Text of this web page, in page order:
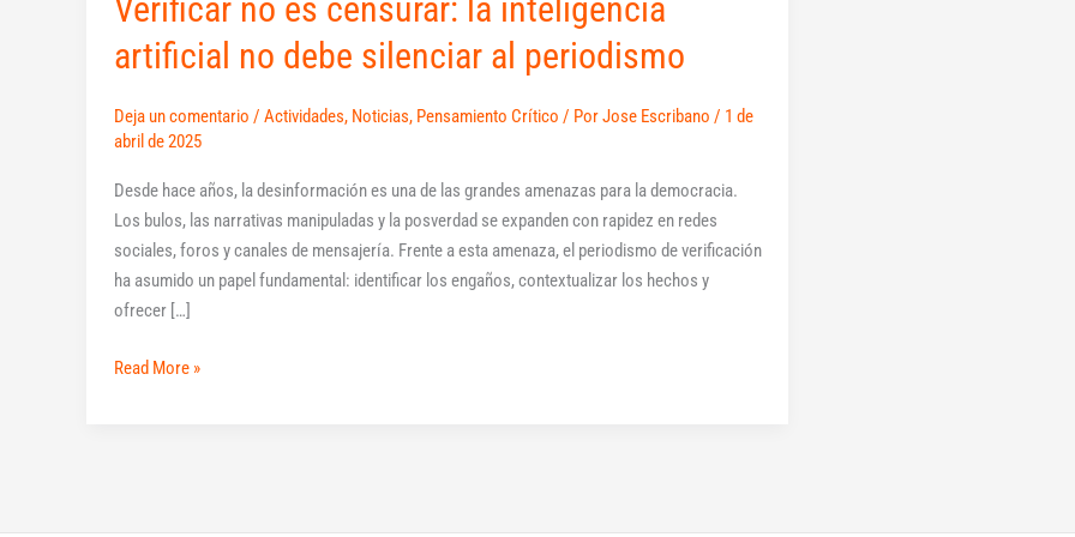
Verificar no es censurar: la inteligencia
artificial no debe silenciar al periodismo
Deja un comentario / Actividades, Noticias, Pensamiento Crítico / PorJose Escribano / 1 de
abril de 2025
Desde hace años, la desinformación es una de las grandes amenazas para la democracia.
Los bulos, las narrativas manipuladas y la posverdad se expanden con rapidez en redes
sociales, foros y canales de mensajería. Frente a esta amenaza, el periodismo de verificación
ha asumido un papel fundamental: identificar los engaños, contextualizar los hechos y
ofrecer […]
periodismo
Read More »